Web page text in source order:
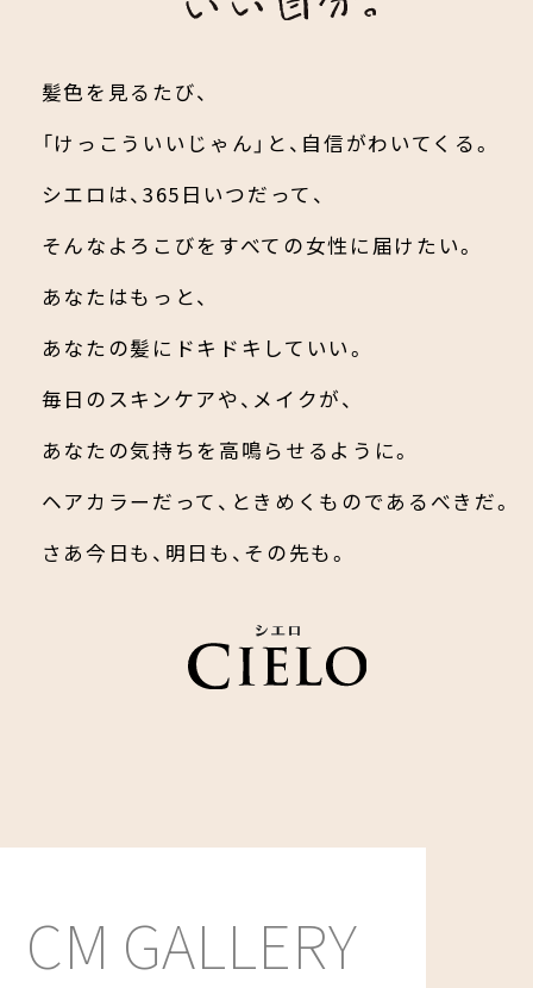
髪色を見るたび、
「けっこういいじゃん」と、自信がわいてくる。
シエロは、365日いつだって、
そんなよろこびをすべての女性に届けたい。
あなたはもっと、
あなたの髪にドキドキしていい。
毎日のスキンケアや、メイクが、
あなたの気持ちを高鳴らせるように。
ヘアカラーだって、ときめくものであるべきだ。
さあ今日も、明日も、その先も。
CM GALLERY